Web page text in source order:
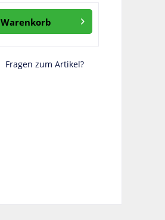
Warenkorb
Fragen zum Artikel?